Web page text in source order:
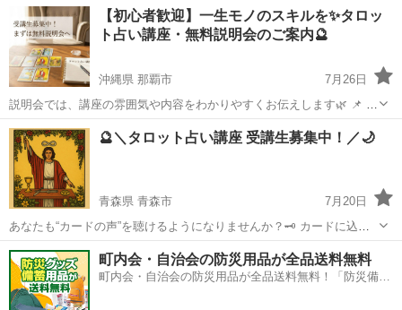
者さん大歓迎！ カードの扱い方からリーディングのコツまで、1対1で
丁寧に...
高知 高知市 タロット タロット占い
【初心者歓迎】一生モノのスキルを✨タロッ
ト占い講座・無料説明会のご案内🔮
沖縄県 那覇市
7月26日
説明会では、講座の雰囲気や内容をわかりやすくお伝えします🌿 📌 無
料説明会でお伝えすること 🔹 講座の全体像と学べる内容 🔹 学習の進
め方・無理のないスケジュール 🔹 質問タイムで不安や疑問を解消💬
🔹 受講後...
沖縄 那覇市 タロット
🔮＼タロット占い講座 受講生募集中！／🌙
青森県 青森市
7月20日
あなたも“カードの声”を聴けるようになりませんか？🗝️ カードに込め
られた神秘的なメッセージを読み解く力を、ゼロから丁寧にお伝えし
ます。占い初心者の方も大歓迎✨ 「タロットが読めるようになった
ら、自分も誰かの力になれ...
青森 青森市 タロット タロット占い
町内会・自治会の防災用品が全品送料無料
町内会・自治会の防災用品が全品送料無料！「防災備蓄